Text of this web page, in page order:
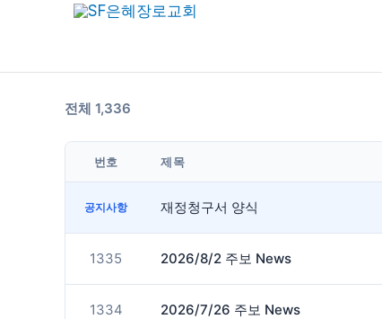
츠
전체 1,336
번호 제목
공지사항 재정청구서 양식
1335 2026/8/2 주보 News
1334 2026/7/26 주보 News